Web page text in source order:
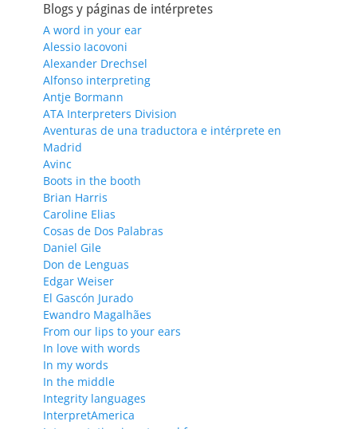
Blogs y páginas de intérpretes
A word in your ear
Alessio Iacovoni
Alexander Drechsel
Alfonso interpreting
Antje Bormann
ATA Interpreters Division
Aventuras de una traductora e intérprete en
Madrid
Avinc
Boots in the booth
Brian Harris
Caroline Elias
Cosas de Dos Palabras
Daniel Gile
Don de Lenguas
Edgar Weiser
El Gascón Jurado
Ewandro Magalhães
From our lips to your ears
In love with words
In my words
In the middle
Integrity languages
InterpretAmerica